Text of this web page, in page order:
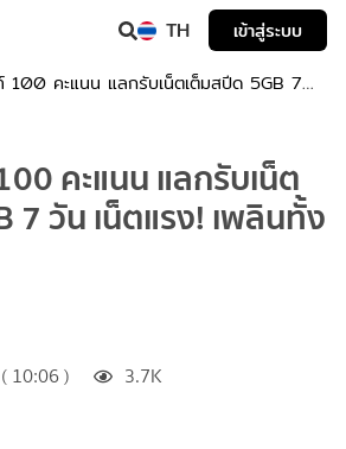
TH
เข้าสู่ระบบ
100 คะแนน แลกรับเน็ตเต็มสปีด 5GB 7
ห์
คะแนน แลกรับเน็ต
7 วัน เน็ตแรง! เพลินทั้ง
10:06 )
3.7K